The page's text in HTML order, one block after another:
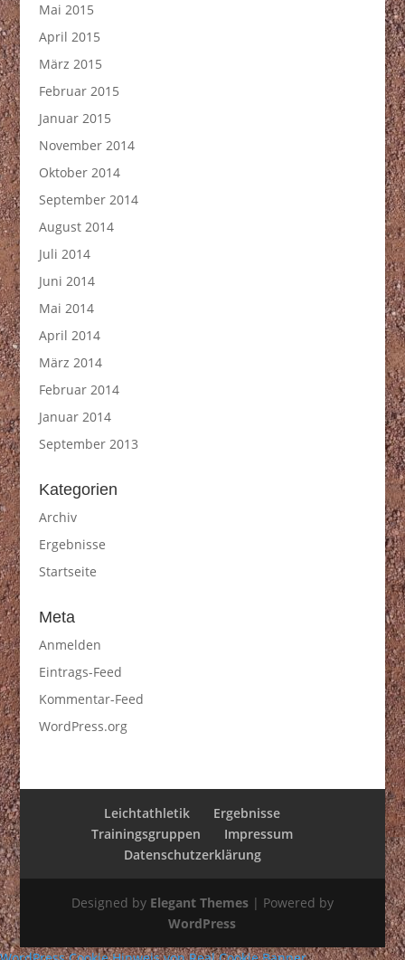
Mai 2015
April 2015
März 2015
Februar 2015
Januar 2015
November 2014
Oktober 2014
September 2014
August 2014
Juli 2014
Juni 2014
Mai 2014
April 2014
März 2014
Februar 2014
Januar 2014
September 2013
Kategorien
Archiv
Ergebnisse
Startseite
Meta
Anmelden
Eintrags-Feed
Kommentar-Feed
WordPress.org
Leichtathletik
Ergebnisse
Trainingsgruppen
Impressum
Datenschutzerklärung
Designed by Elegant Themes| Powered by
WordPress